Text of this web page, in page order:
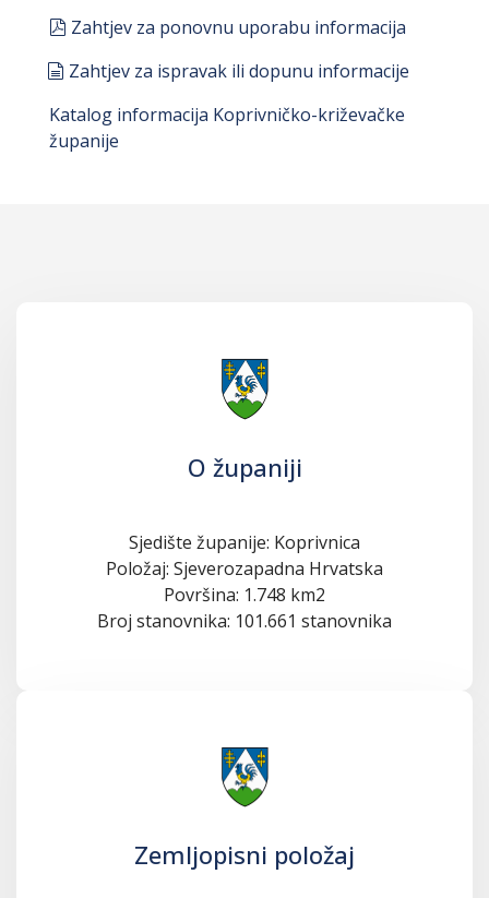
pdf
Zahtjev za ponovnu uporabu informacija
document
Zahtjev za ispravak ili dopunu informacije
Katalog informacija Koprivničko-križevačke
županije
O županiji
Sjedište županije: Koprivnica
Položaj: Sjeverozapadna Hrvatska
Površina: 1.748 km2
Broj stanovnika: 101.661 stanovnika
Zemljopisni položaj